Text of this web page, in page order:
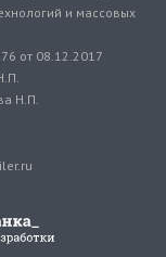
и массовых
от 08.12.2017
Н.П.